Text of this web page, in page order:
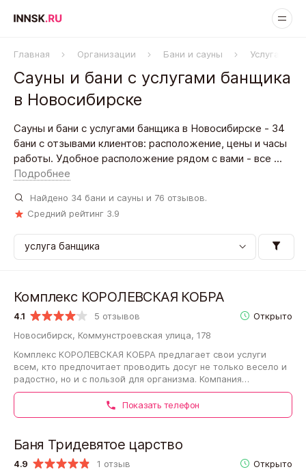
Главная Организации Бани и сауны Услуга
Сауны и бани с услугами банщика
в Новосибирске
Сауны и бани с услугами банщика в Новосибирске - 34
бани с отзывами клиентов: расположение, цены и часы
работы. Удобное расположение рядом с вами - все ...
Подробнее
Найдено 34 бани и сауны и 76 отзывов.
Средний рейтинг 3.9
4.1 5 отзывов Открыто
Комплекс КОРОЛЕВСКАЯ КОБРА
Новосибирск, Коммунстроевская улица, 178
Комплекс КОРОЛЕВСКАЯ КОБРА предлагает свои услуги
всем, кто предпочитает проводить досуг не только весело и
радостно, но и с пользой для организма. Компания
предлагает приятно отдохнуть и укрепить…
Показать телефон
4.9 1 отзыв Открыто
Баня Тридевятое царство